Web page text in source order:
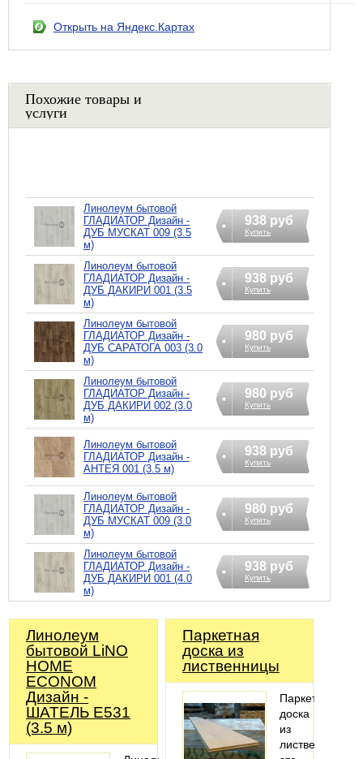
Открыть на Яндекс.Картах
Похожие товары и
услуги
Линолеум бытовой
ГЛАДИАТОР Дизайн -
ДУБ МУСКАТ 009 (3.5
м)
938 руб
Купить
Линолеум бытовой
ГЛАДИАТОР Дизайн -
ДУБ ДАКИРИ 001 (3.5
м)
938 руб
Купить
Линолеум бытовой
ГЛАДИАТОР Дизайн -
ДУБ САРАТОГА 003 (3.0
м)
980 руб
Купить
Линолеум бытовой
ГЛАДИАТОР Дизайн -
ДУБ ДАКИРИ 002 (3.0
м)
980 руб
Купить
Линолеум бытовой
ГЛАДИАТОР Дизайн -
АНТЕЯ 001 (3.5 м)
938 руб
Купить
Линолеум бытовой
ГЛАДИАТОР Дизайн -
ДУБ МУСКАТ 009 (3.0
м)
980 руб
Купить
Линолеум бытовой
ГЛАДИАТОР Дизайн -
ДУБ ДАКИРИ 001 (4.0
м)
938 руб
Купить
Линолеум
бытовой LiNO
HOME
ECONOM
Дизайн -
ШАТЕЛЬ Е531
(3.5 м)
Паркетная
доска из
лиственницы
Паркетная
доска
из
лиственницы